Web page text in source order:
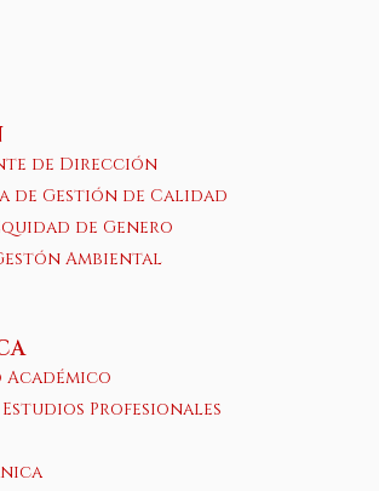
de Dirección
de Gestión de Calidad
de Genero
Ambiental
Profesionales